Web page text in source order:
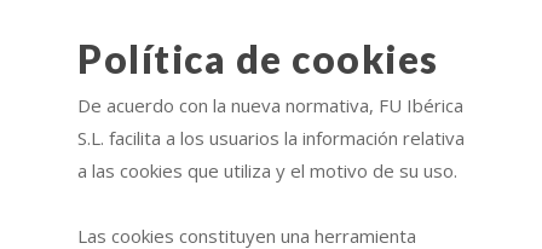
Política de cookies
De acuerdo con la nueva normativa, FU Ibérica
S.L. facilita a los usuarios la información relativa
a las cookies que utiliza y el motivo de su uso.
Las cookies constituyen una herramienta